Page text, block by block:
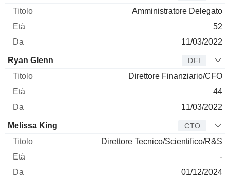
Amministratore Delegato
52
11/03/2022
Ryan Glenn DFI
Direttore Finanziario/CFO
44
11/03/2022
Melissa King CTO
Direttore Tecnico/Scientifico/R&S
-
01/12/2024